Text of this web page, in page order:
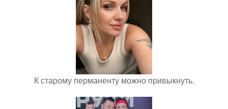
К старому перманенту можно привыкнуть.